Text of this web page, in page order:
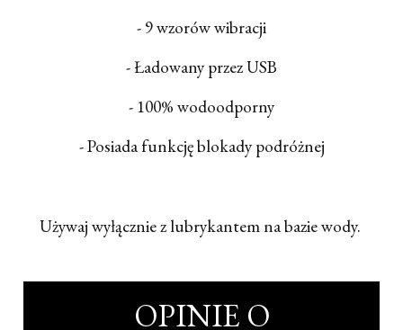
- 9 wzorów wibracji
- Ładowany przez USB
- 100% wodoodporny
- Posiada funkcję blokady podróżnej
Używaj wyłącznie z lubrykantem na bazie wody.
OPINIE O